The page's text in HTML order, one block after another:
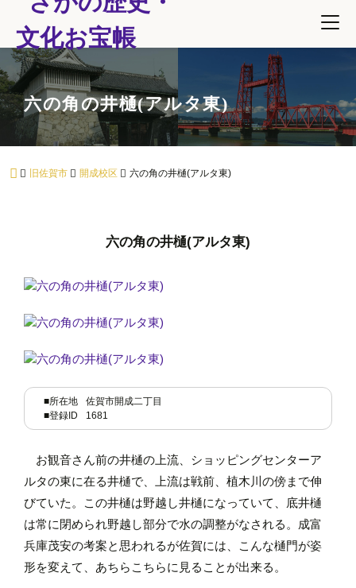
六の角の井樋(アルタ東)
旧佐賀市 開成校区 六の角の井樋(アルタ東)
六の角の井樋(アルタ東)
■所在地
佐賀市開成二丁目
■登録ID
1681
お観音さん前の井樋の上流、ショッピングセンターア
ルタの東に在る井樋で、上流は戦前、植木川の傍まで伸
びていた。この井樋は野越し井樋になっていて、底井樋
は常に閉められ野越し部分で水の調整がなされる。成富
兵庫茂安の考案と思われるが佐賀には、こんな樋門が姿
形を変えて、あちらこちらに見ることが出来る。